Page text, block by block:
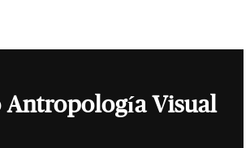
Antropología Visual